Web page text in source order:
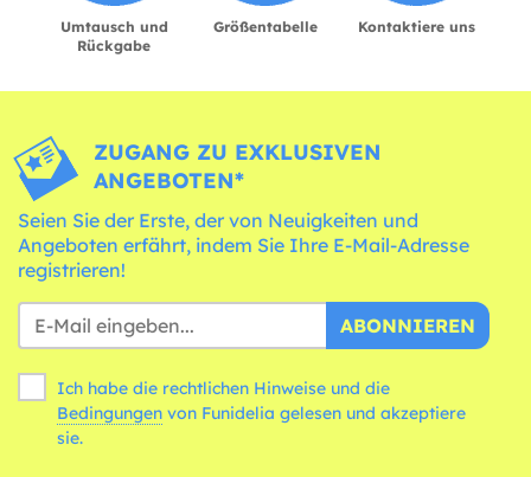
Umtausch und
Rückgabe
Größentabelle Kontaktiere uns
ZUGANG ZU EXKLUSIVEN
ANGEBOTEN*
Seien Sie der Erste, der von Neuigkeiten und
Angeboten erfährt, indem Sie Ihre E-Mail-Adresse
registrieren!
ABONNIEREN
Ich habe die rechtlichen Hinweise und die
Bedingungen
sie.